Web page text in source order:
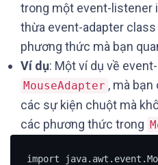
trong một event-listener
thừa event-adapter
phương thức mà bạn
Ví dụ: Một ví dụ về
MouseAdapter , mà
các sự kiện chuột mà
các phương thức trong
import